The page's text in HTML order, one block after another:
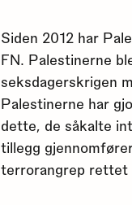
Siden 2012 har
FN. Palestinerne
seksdagerskrigen
Palestinerne har
dette, de såkalte
tillegg
terrorangrep rettet